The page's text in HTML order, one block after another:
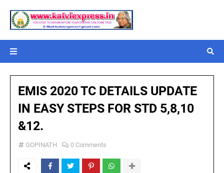
EMIS 2020 TC DETAILS UPDATE
IN EASY STEPS FOR STD 5,8,10
&12.
GOPINATH 0 Comments